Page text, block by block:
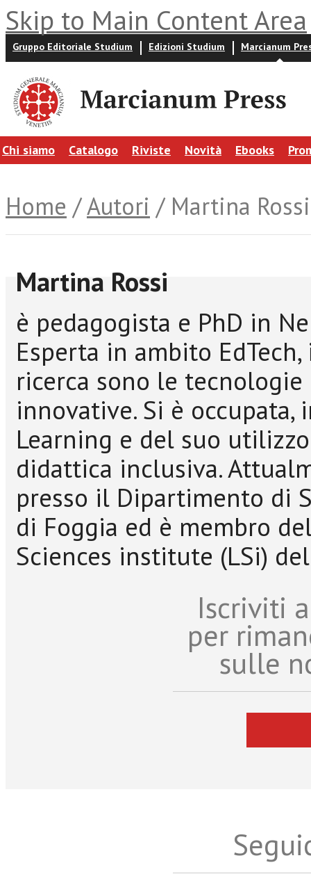
Skip to Main Content Area
Gruppo Editoriale Studium Edizioni Studium Marcianum
Chi siamo Catalogo Riviste Novità Ebooks
Home /Autori / Martina Rossi
Martina Rossi
è pedagogista e PhD in
Esperta in ambito
ricerca sono le
innovative. Si è
Learning e del suo
didattica inclusiva.
presso il Dipartimento di
di Foggia ed è membro
Sciences institute (LSi)
Iscriviti
per
sulle